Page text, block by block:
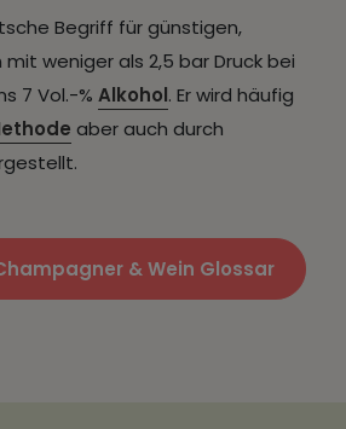
Begriff für günstigen,
weniger als 2,5 bar Druck bei
7 Vol.-% Alkohol. Er wird häufig
aber auch durch
& Wein Glossar